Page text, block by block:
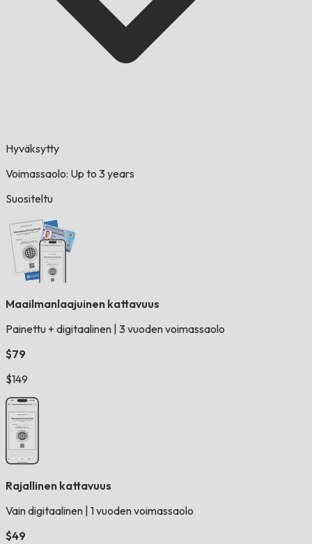
Hyväksytty
Voimassaolo: Up to 3 years
Suositeltu
Maailmanlaajuinen kattavuus
Painettu + digitaalinen 3 vuoden voimassaolo
$79
$149
Rajallinen kattavuus
Vain digitaalinen 1 vuoden voimassaolo
$49